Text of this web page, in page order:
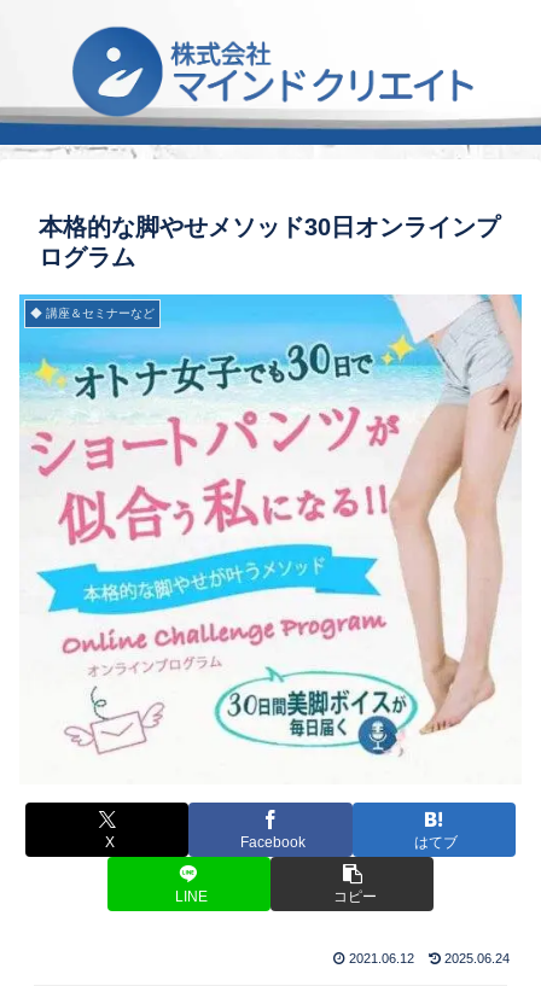
本格的な脚やせメソッド30日オンラインプ
ログラム
◆ 講座＆セミナーなど
X Facebook はてブ
LINE コピー
2021.06.12 2025.06.24